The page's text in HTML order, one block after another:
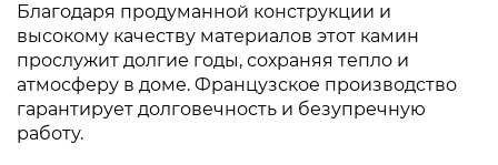
Благодаря продуманной конструкции и
высокому качеству материалов этот камин
прослужит долгие годы, сохраняя тепло и
атмосферу в доме. Французское производство
гарантирует долговечность и безупречную
работу.